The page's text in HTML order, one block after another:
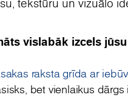
vislabāk izcels
raksta grīda ar
bet vienlaikus